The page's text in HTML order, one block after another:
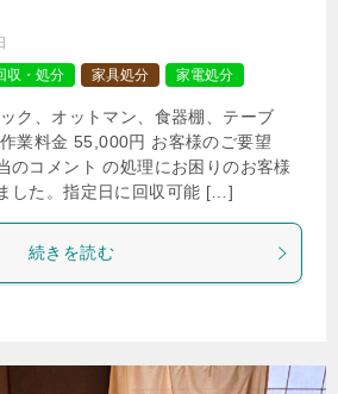
収・処分 家具処分 家電処分
ク、オットマン、食器棚、テーブ
業料金 55,000円 お客様のご要望
のコメント の処理にお困りのお客様
した。指定日に回収可能 […]
続きを読む